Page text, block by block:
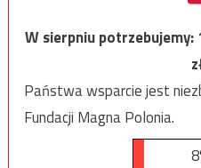
W sierpniu potrzebujemy:
Państwa wsparcie jest
Fundacji Magna Polonia.